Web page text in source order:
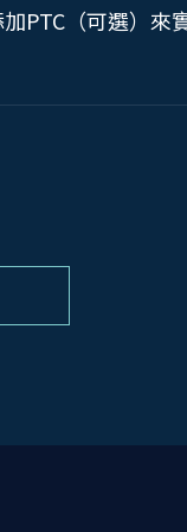
PTC（可選）來